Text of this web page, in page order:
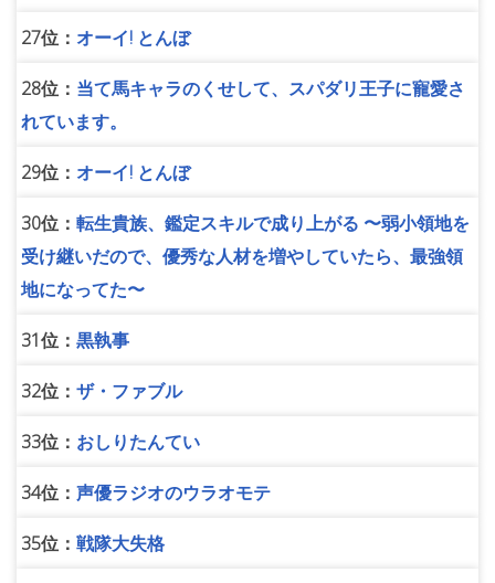
27位： オーイ! とんぼ
28位： 当て馬キャラのくせして、スパダリ王子に寵愛さ
れています。
29位： オーイ! とんぼ
30位： 転生貴族、鑑定スキルで成り上がる 〜弱小領地を
受け継いだので、優秀な人材を増やしていたら、最強領
地になってた〜
31位： 黒執事
32位： ザ・ファブル
33位： おしりたんてい
34位： 声優ラジオのウラオモテ
35位： 戦隊大失格